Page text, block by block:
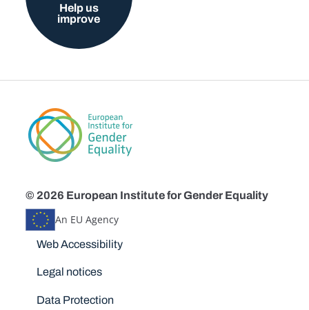
Help us
improve
© 2026 European Institute for Gender Equality
An EU Agency
Disclaimers
Web Accessibility
Legal notices
Data Protection